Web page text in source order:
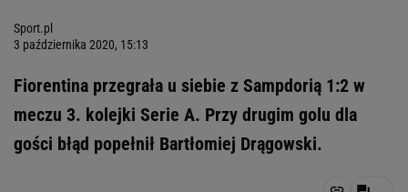
Sport.pl
3 października 2020, 15:13
Fiorentina przegrała u siebie z Sampdorią 1:2 w
meczu 3. kolejki Serie A. Przy drugim golu dla
gości błąd popełnił Bartłomiej Drągowski.